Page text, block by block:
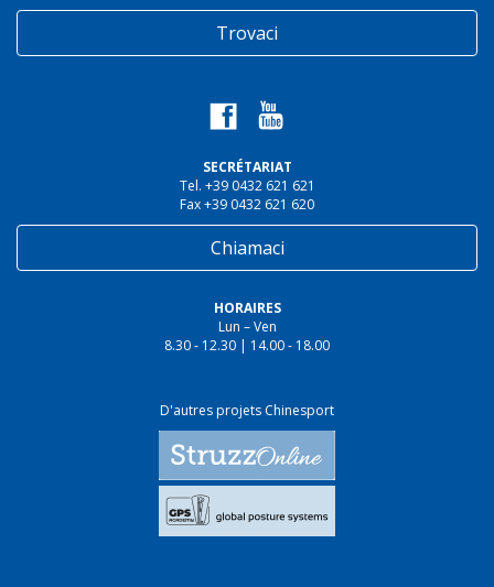
Trovaci
SECRÉTARIAT
Tel. +39 0432 621 621
Fax +39 0432 621 620
Chiamaci
HORAIRES
Lun – Ven
8.30 - 12.30 | 14.00 - 18.00
D'autres projets Chinesport